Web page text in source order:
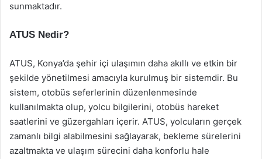
sunmaktadır.
ATUS Nedir?
ATUS, Konya’da şehir içi ulaşımın daha akıllı ve etkin bir
şekilde yönetilmesi amacıyla kurulmuş bir sistemdir. Bu
sistem, otobüs seferlerinin düzenlenmesinde
kullanılmakta olup, yolcu bilgilerini, otobüs hareket
saatlerini ve güzergahları içerir. ATUS, yolcuların gerçek
zamanlı bilgi alabilmesini sağlayarak, bekleme sürelerini
azaltmakta ve ulaşım sürecini daha konforlu hale